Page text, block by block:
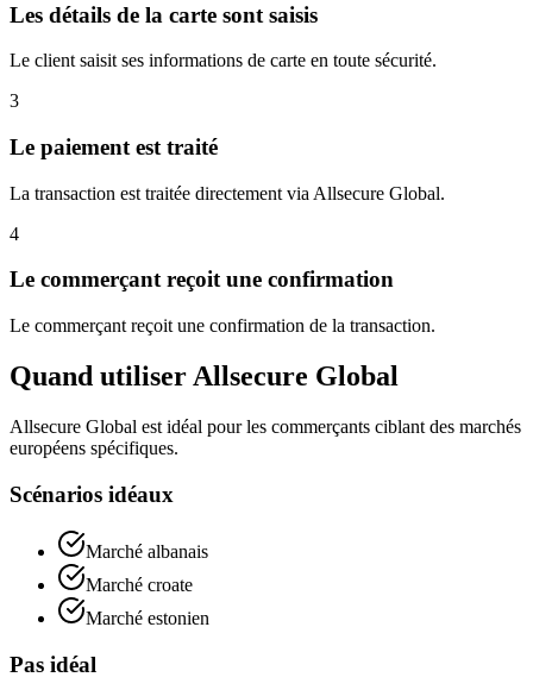
Les détails de la carte sont saisis
Le client saisit ses informations de carte en toute sécurité.
3
Le paiement est traité
La transaction est traitée directement via Allsecure Global.
4
Le commerçant reçoit une confirmation
Le commerçant reçoit une confirmation de la transaction.
Quand utiliser Allsecure Global
Allsecure Global est idéal pour les commerçants ciblant des marchés
européens spécifiques.
Scénarios idéaux
Marché albanais
Marché croate
Marché estonien
Pas idéal